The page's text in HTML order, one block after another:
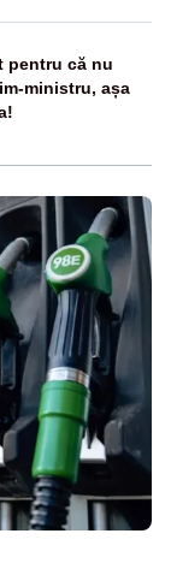
pentru că nu
ministru, așa